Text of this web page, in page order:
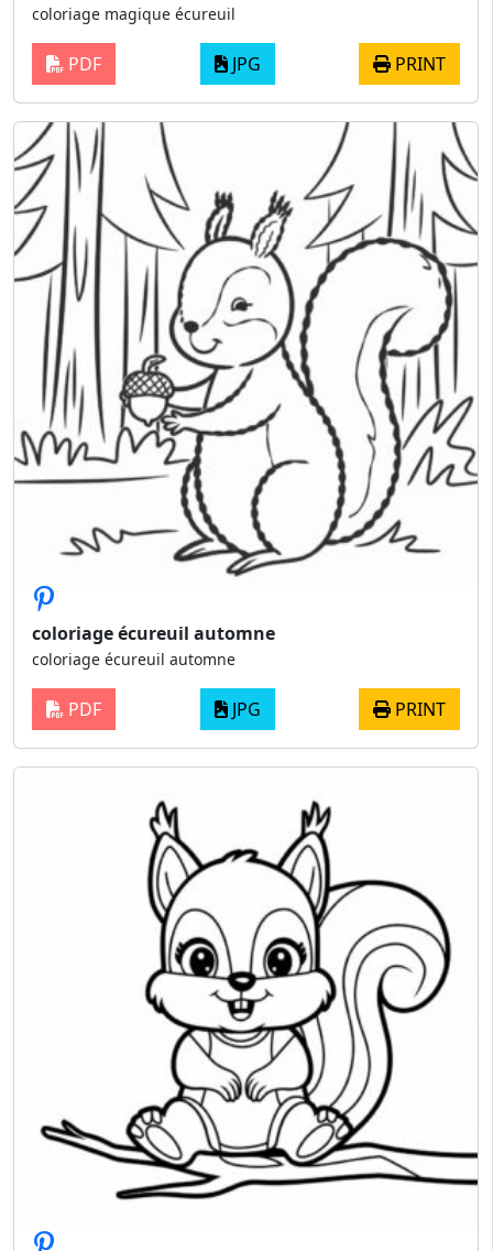
coloriage magique écureuil
PDF JPG PRINT
coloriage écureuil automne
coloriage écureuil automne
PDF JPG PRINT